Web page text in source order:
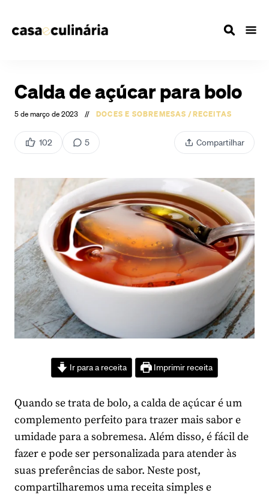
Calda de açúcar para bolo
5 de março de 2023 // DOCES E SOBREMESAS /RECEITAS
102 5 Compartilhar
Ir para a receita Imprimir receita
Quando se trata de bolo, a calda de açúcar é um
complemento perfeito para trazer mais sabor e
umidade para a sobremesa. Além disso, é fácil de
fazer e pode ser personalizada para atender às
suas preferências de sabor. Neste post,
compartilharemos uma receita simples e